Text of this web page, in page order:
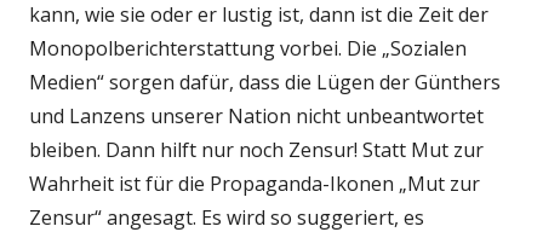
kann, wie sie oder er lustig ist, dann ist die Zeit der
Monopolberichterstattung vorbei. Die „Sozialen
Medien“ sorgen dafür, dass die Lügen der Günthers
und Lanzens unserer Nation nicht unbeantwortet
bleiben. Dann hilft nur noch Zensur! Statt Mut zur
Wahrheit ist für die Propaganda-Ikonen „Mut zur
Zensur“ angesagt. Es wird so suggeriert, es